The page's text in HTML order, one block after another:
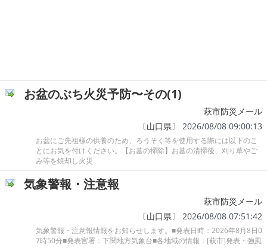
お盆のぶち火災予防〜その(1)
萩市防災メール
〔山口県〕 2026/08/08 09:00:13
お盆にご先祖様の供養のため、ろうそく等を使用する際には以下のこ
とにお気を付けください。【お墓の掃除】お墓の清掃後、刈り草やご
み等を焼却し火災
気象警報・注意報
萩市防災メール
〔山口県〕 2026/08/08 07:51:42
気象警報・注意報情報をお知らせします。■発表日時：2026年8月8日0
7時50分■発表官署：下関地方気象台■各地域の情報：[萩市]発表・強風